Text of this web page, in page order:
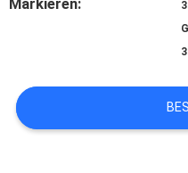
FÄLLE
Markieren: